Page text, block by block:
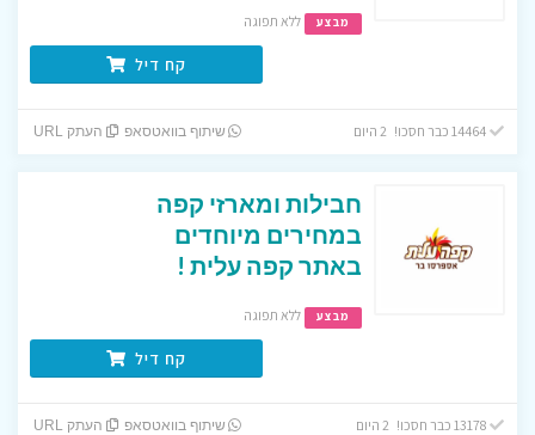
מבצע ללא תפוגה
קח דיל
14464 כבר חסכו! 2 היום שיתוף בוואטסאפ העתק URL
חבילות ומארזי קפה
במחירים מיוחדים
באתר קפה עלית !
מבצע ללא תפוגה
קח דיל
13178 כבר חסכו! 2 היום שיתוף בוואטסאפ העתק URL